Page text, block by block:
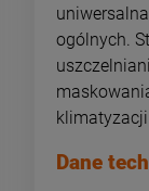
ogólnych.
Dane